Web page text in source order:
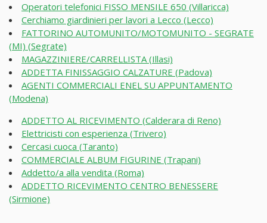
Operatori telefonici FISSO MENSILE 650 (Villaricca)
Cerchiamo giardinieri per lavori a Lecco (Lecco)
FATTORINO AUTOMUNITO/MOTOMUNITO - SEGRATE
(MI) (Segrate)
MAGAZZINIERE/CARRELLISTA (Illasi)
ADDETTA FINISSAGGIO CALZATURE (Padova)
AGENTI COMMERCIALI ENEL SU APPUNTAMENTO
(Modena)
ADDETTO AL RICEVIMENTO (Calderara di Reno)
Elettricisti con esperienza (Trivero)
Cercasi cuoca (Taranto)
COMMERCIALE ALBUM FIGURINE (Trapani)
Addetto/a alla vendita (Roma)
ADDETTO RICEVIMENTO CENTRO BENESSERE
(Sirmione)